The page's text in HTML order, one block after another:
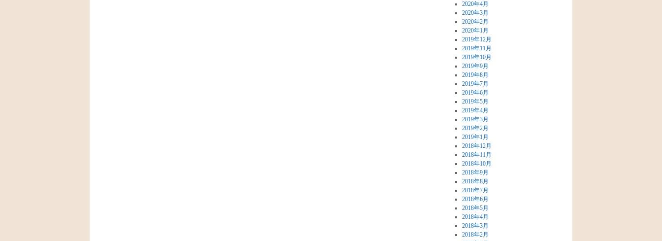
2020年4月
2020年3月
2020年2月
2020年1月
2019年12月
2019年11月
2019年10月
2019年9月
2019年8月
2019年7月
2019年6月
2019年5月
2019年4月
2019年3月
2019年2月
2019年1月
2018年12月
2018年11月
2018年10月
2018年9月
2018年8月
2018年7月
2018年6月
2018年5月
2018年4月
2018年3月
2018年2月